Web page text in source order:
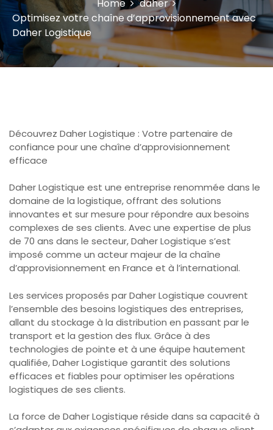
Home
daher
Optimisez votre chaîne d’approvisionnement avec
Daher Logistique
Découvrez Daher Logistique : Votre partenaire de
confiance pour une chaîne d’approvisionnement
efficace
Daher Logistique est une entreprise renommée dans le
domaine de la logistique, offrant des solutions
innovantes et sur mesure pour répondre aux besoins
complexes de ses clients. Avec une expertise de plus
de 70 ans dans le secteur, Daher Logistique s’est
imposé comme un acteur majeur de la chaîne
d’approvisionnement en France et à l’international.
Les services proposés par Daher Logistique couvrent
l’ensemble des besoins logistiques des entreprises,
allant du stockage à la distribution en passant par le
transport et la gestion des flux. Grâce à des
technologies de pointe et à une équipe hautement
qualifiée, Daher Logistique garantit des solutions
efficaces et fiables pour optimiser les opérations
logistiques de ses clients.
La force de Daher Logistique réside dans sa capacité à